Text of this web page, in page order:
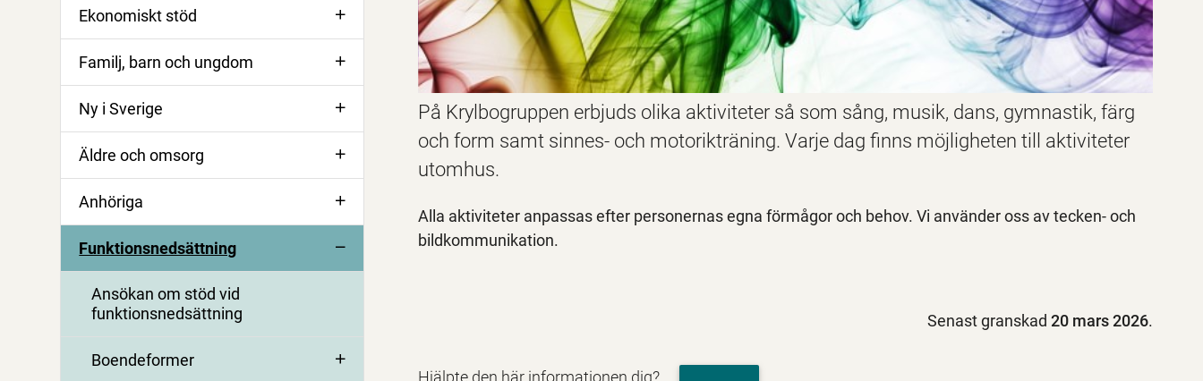
Ekonomiskt stöd
Familj, barn och ungdom
Ny i Sverige
Äldre och omsorg
Anhöriga
Funktionsnedsättning
Ansökan om stöd vid
funktionsnedsättning
Boendeformer
På Krylbogruppen erbjuds olika aktiviteter så som sång, musik, dans, gymnastik, färg
och form samt sinnes- och motorikträning. Varje dag finns möjligheten till aktiviteter
utomhus.
Alla aktiviteter anpassas efter personernas egna förmågor och behov. Vi använder oss av tecken- och
bildkommunikation.
Senast granskad20 mars 2026.
Hjälpte den här informationen dig?